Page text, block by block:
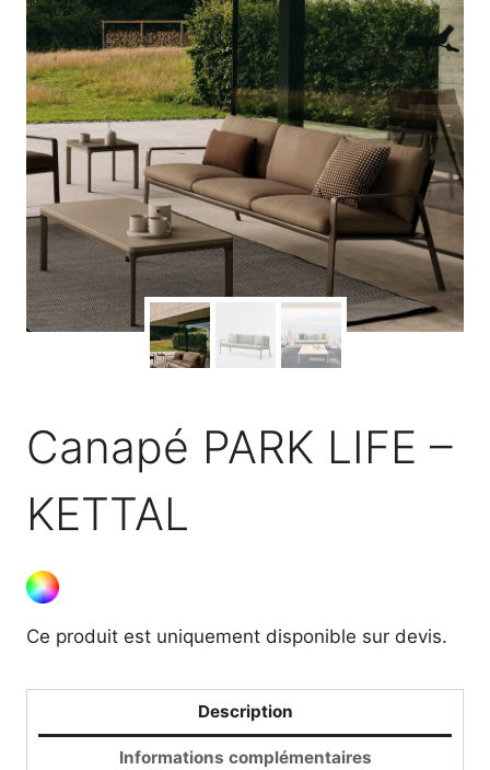
Canapé PARK LIFE –
KETTAL
Ce produit est uniquement disponible sur devis.
Description
Informations complémentaires